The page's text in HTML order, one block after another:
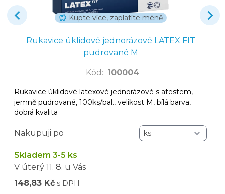
Kupte více, zaplatíte méně
Rukavice úklidové jednorázové LATEX FIT
pudrované M
Kód : 100004
Rukavice úklidové latexové jednorázové s atestem,
jemně pudrované, 100ks/bal., velikost M, bílá barva,
dobrá kvalita
Nakupuji po
Skladem 3-5 ks
V úterý 11. 8. u Vás
148,83 Kč s DPH